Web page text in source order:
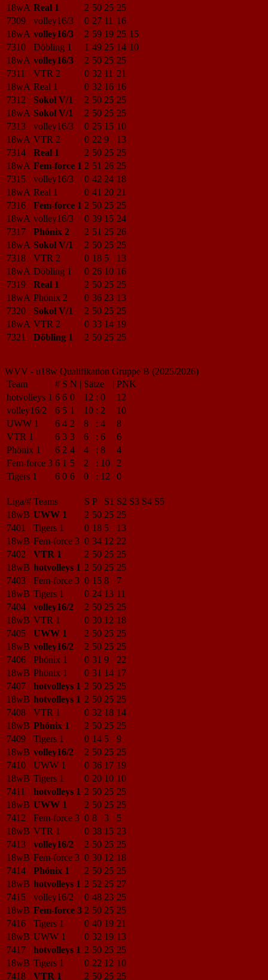
18wA Real 1 2 50 25 25
7309
volley16/3 0 27 11 16
18wA volley16/3 2 59 19 25 15
7310
Döbling 1 1 49 25 14 10
18wA volley16/3 2 50 25 25
7311
VTR 2 0 32 11 21
18wA Real 1 0 32 16 16
7312
Sokol V/1 2 50 25 25
18wA Sokol V/1 2 50 25 25
7313
volley16/3 0 25 15 10
18wA VTR 2 0 22 9
13
7314
Real 1 2 50 25 25
18wA Fem-force 1 2 51 26 25
7315
volley16/3 0 42 24 18
18wA Real 1 0 41 20 21
7316
Fem-force 1 2 50 25 25
18wA volley16/3 0 39 15 24
7317
Phönix 2 2 51 25 26
18wA Sokol V/1 2 50 25 25
7318
VTR 2 0 18 5
13
18wA Döbling 1 0 26 10 16
7319
Real 1 2 50 25 25
18wA Phönix 2 0 36 23 13
7320
Sokol V/1 2 50 25 25
18wA VTR 2 0 33 14 19
7321
Döbling 1 2 50 25 25
WVV - u18w Qualifikation Gruppe B (2025/2026)
Team
# S N | Sätze | PNK
hotvolleys 1 6 6 0 12 : 0
12
volley16/2
6 5 1 10 : 2
10
UWW 1
6 4 2 8 : 4
8
VTR 1
6 3 3 6 : 6
6
Phönix 1
6 2 4 4 : 8
4
Fem-force 3 6 1 5 2 : 10
2
Tigers 1
6 0 6 0 : 12 0
Liga/# Teams S P S1 S2 S3 S4 S5
18wB UWW 1 2 50 25 25
7401
Tigers 1 0 18 5
13
18wB Fem-force 3 0 34 12 22
7402
VTR 1 2 50 25 25
18wB hotvolleys 1 2 50 25 25
7403
Fem-force 3 0 15 8
7
18wB Tigers 1 0 24 13 11
7404
volley16/2 2 50 25 25
18wB VTR 1 0 30 12 18
7405
UWW 1 2 50 25 25
18wB volley16/2 2 50 25 25
7406
Phönix 1 0 31 9
22
18wB Phönix 1 0 31 14 17
7407
hotvolleys 1 2 50 25 25
18wB hotvolleys 1 2 50 25 25
7408
VTR 1 0 32 18 14
18wB Phönix 1 2 50 25 25
7409
Tigers 1 0 14 5
9
18wB volley16/2 2 50 25 25
7410
UWW 1 0 36 17 19
18wB Tigers 1 0 20 10 10
7411
hotvolleys 1 2 50 25 25
18wB UWW 1 2 50 25 25
7412
Fem-force 3 0 8 3
5
18wB VTR 1 0 38 15 23
7413
volley16/2 2 50 25 25
18wB Fem-force 3 0 30 12 18
7414
Phönix 1 2 50 25 25
18wB hotvolleys 1 2 52 25 27
7415
volley16/2 0 48 23 25
18wB Fem-force 3 2 50 25 25
7416
Tigers 1 0 40 19 21
18wB UWW 1 0 32 19 13
7417
hotvolleys 1 2 50 25 25
18wB Tigers 1 0 22 12 10
7418
VTR 1 2 50 25 25